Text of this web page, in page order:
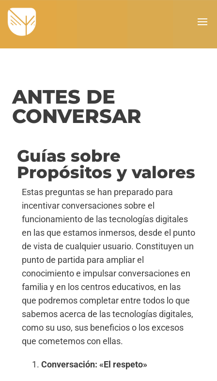
ANTES DE
CONVERSAR
Guías sobre
Propósitos y valores
Estas preguntas se han preparado para
incentivar conversaciones sobre el
funcionamiento de lastecnologías digitales
en las que estamos inmersos, desde el punto
de vista de cualquier usuario. Constituyen un
punto de partida para ampliar el
conocimiento e impulsar conversaciones en
familia y en los centros educativos, en las
que podremos completar entre todos lo que
sabemos acerca de las tecnologías digitales,
como su uso, sus beneficios o los excesos
que cometemos con ellas.
Conversación: «El respeto»